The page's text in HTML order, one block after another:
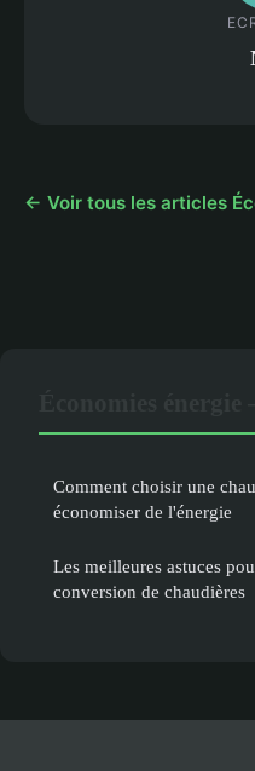
← Voir tous les articles
Comment choisir une
économiser de l'énergie
Les meilleures astuces
conversion de chaudières